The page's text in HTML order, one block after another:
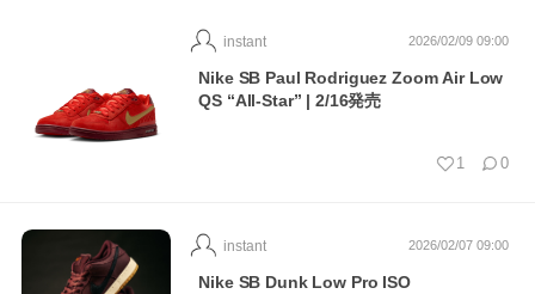
2026/02/09 09:00
instant
Nike SB Paul Rodriguez Zoom Air Low
QS “All-Star” | 2/16発売
1 0
2026/02/07 09:00
instant
Nike SB Dunk Low Pro ISO